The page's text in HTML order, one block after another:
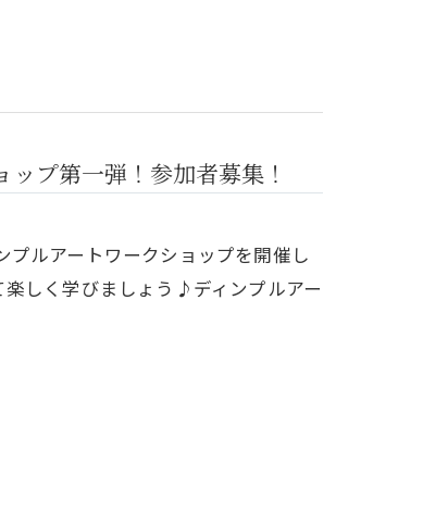
ップ第一弾！参加者募集！
プルアートワークショップを開催し
楽しく学びましょう♪ディンプルアー